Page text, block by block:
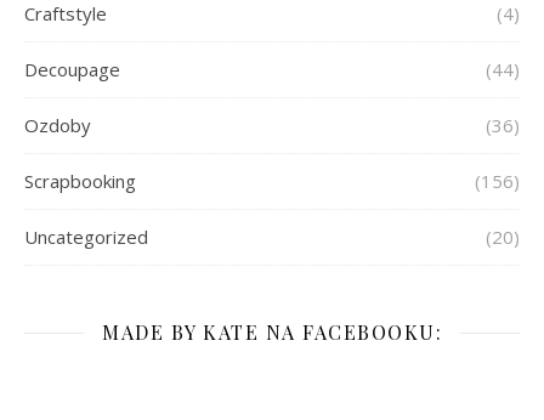
Craftstyle (4)
Decoupage (44)
Ozdoby (36)
Scrapbooking (156)
Uncategorized (20)
MADE BY KATE NA FACEBOOKU: